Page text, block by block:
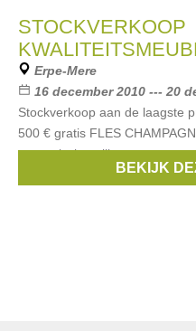
STOCKVERKOOP
Erpe-Mere
16 december 2010 --- 20
Stockverkoop aan de laagste
500 € gratis FLES
romantische stijl.
,Theuns ,
BEKIJK